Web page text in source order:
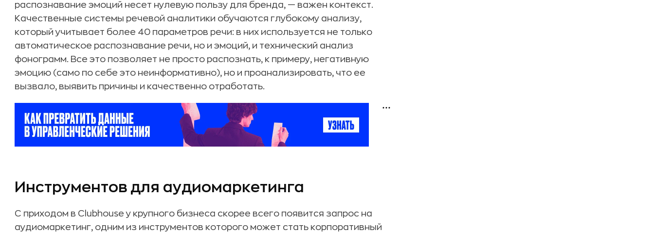
распознавание эмоций несет нулевую пользу для бренда, — важен контекст.
Качественные системы речевой аналитики обучаются глубокому анализу,
который учитывает более 40 параметров речи: в них используется не только
автоматическое распознавание речи, но и эмоций, и технический анализ
фонограмм. Все это позволяет не просто распознать, к примеру, негативную
эмоцию (само по себе это неинформативно), но и проанализировать, что ее
вызвало, выявить причины и качественно отработать.
Инструментов для аудиомаркетинга
С приходом в Clubhouse у крупного бизнеса скорее всего появится запрос на
аудиомаркетинг, одним из инструментов которого может стать корпоративный